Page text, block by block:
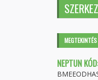
MEGTEKINTÉS
NEPTUN